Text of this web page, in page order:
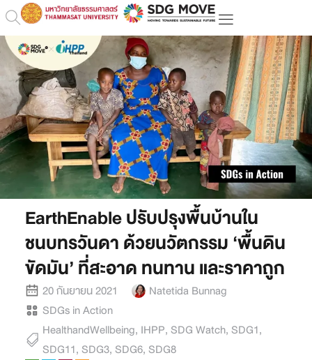
EarthEnable ปรับปรุงพื้นบ้านใน
ชนบทรวันดา ด้วยนวัตกรรม ‘พื้นดิน
ขัดมัน’ ที่สะอาด ทนทาน และราคาถูก
20 กันยายน 2021
Natetida Bunnag
SDGs in Action
HealthandWellbeing, IHPP, SDG Watch, SDG1,
SDG11, SDG3, SDG6, SDG8